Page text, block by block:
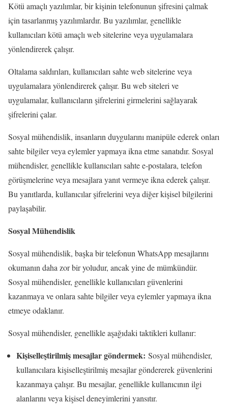
Kötü amaçlı yazılımlar, bir kişinin telefonunun şifresini çalmak
için tasarlanmış yazılımlardır. Bu yazılımlar, genellikle
kullanıcıları kötü amaçlı web sitelerine veya uygulamalara
yönlendirerek çalışır.
Oltalama saldırıları, kullanıcıları sahte web sitelerine veya
uygulamalara yönlendirerek çalışır. Bu web siteleri ve
uygulamalar, kullanıcıların şifrelerini girmelerini sağlayarak
şifrelerini çalar.
Sosyal mühendislik, insanların duygularını manipüle ederek onları
sahte bilgiler veya eylemler yapmaya ikna etme sanatıdır. Sosyal
mühendisler, genellikle kullanıcıları sahte e-postalara, telefon
görüşmelerine veya mesajlara yanıt vermeye ikna ederek çalışır.
Bu yanıtlarda, kullanıcılar şifrelerini veya diğer kişisel bilgilerini
paylaşabilir.
Sosyal Mühendislik
Sosyal mühendislik, başka bir telefonun WhatsApp mesajlarını
okumanın daha zor bir yoludur, ancak yine de mümkündür.
Sosyal mühendisler, genellikle kullanıcıları güvenlerini
kazanmaya ve onlara sahte bilgiler veya eylemler yapmaya ikna
etmeye odaklanır.
Sosyal mühendisler, genellikle aşağıdaki taktikleri kullanır:
Kişiselleştirilmiş mesajlar göndermek: Sosyal mühendisler,
kullanıcılara kişiselleştirilmiş mesajlar göndererek güvenlerini
kazanmaya çalışır. Bu mesajlar, genellikle kullanıcının ilgi
alanlarını veya kişisel deneyimlerini yansıtır.